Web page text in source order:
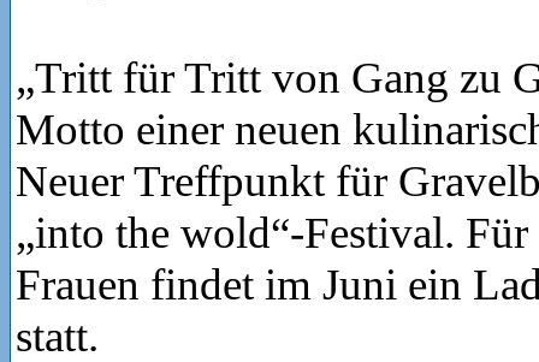
„Tritt für Tritt von Gang zu
Motto einer neuen
Neuer Treffpunkt für
„into the wold“-Festival.
Frauen findet im Juni ein
statt.